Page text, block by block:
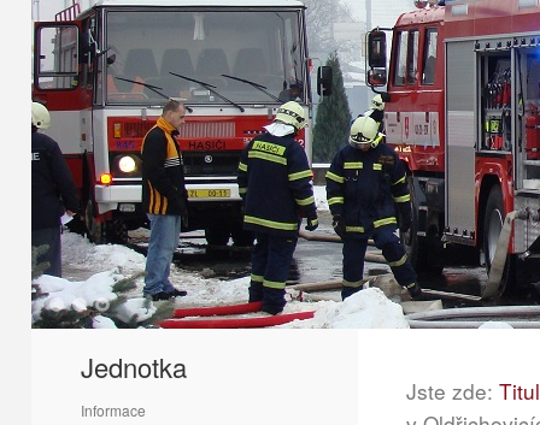
1 2 3
Jednotka
Informace
Jste zde: